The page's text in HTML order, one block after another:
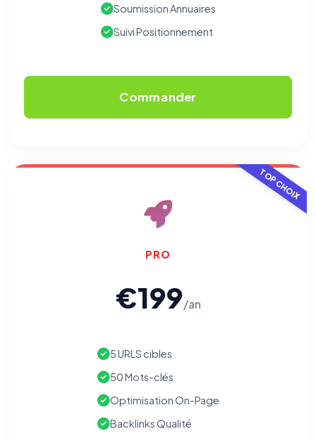
Soumission Annuaires
Suivi Positionnement
Commander
TOP CHOIX
PRO
€199/an
5 URLS cibles
50 Mots-clés
Optimisation On-Page
Backlinks Qualité